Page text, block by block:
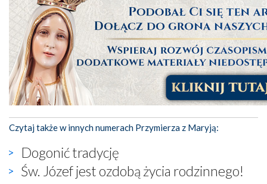
Czytaj także w innych numerach Przymierza z Maryją:
Dogonić tradycję
Św. Józef jest ozdobą życia rodzinnego!